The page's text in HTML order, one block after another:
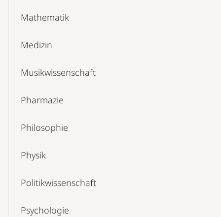
Mathematik
Medizin
Musikwissenschaft
Pharmazie
Philosophie
Physik
Politikwissenschaft
Psychologie